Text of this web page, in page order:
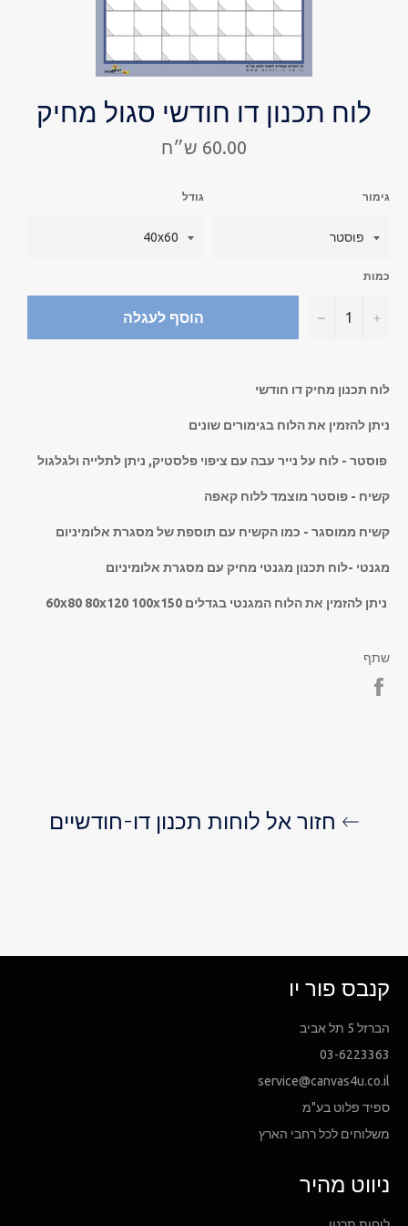
לוח תכנון דו חודשי סגול מחיק
מחיר
רגיל
60.00 ש״ח
גימור גודל
כמות
− + הוסף לעגלה
לוח תכנון מחיק דו חודשי
ניתן להזמין את הלוח בגימורים שונים
פוסטר - לוח על נייר עבה עם ציפוי פלסטיק, ניתן לתלייה ולגלגול
קשיח - פוסטר מוצמד ללוח קאפה
קשיח ממוסגר - כמו הקשיח עם תוספת של מסגרת אלומיניום
מגנטי -לוח תכנון מגנטי מחיק עם מסגרת אלומיניום
ניתן להזמין את הלוח המגנטי בגדלים 60x80 80x120 100x150
שתף
חזור אל לוחות תכנון דו-חודשיים
קנבס פור יו
הברזל 5 תל אביב
03-6223363
service@canvas4u.co.il
ספיד פלוט בע"מ
משלוחים לכל רחבי הארץ
ניווט מהיר